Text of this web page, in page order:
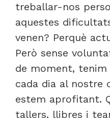
treballar-nos
aquestes
venen? Perquè
Però sense
de moment,
cada dia al nostre
estem aprofitant.
tallers, llibres i